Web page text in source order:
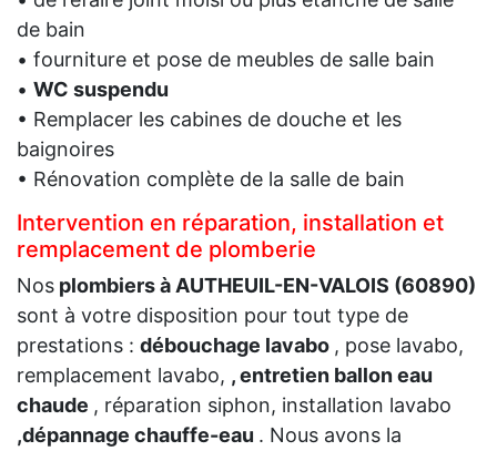
de bain
• fourniture et pose de meubles de salle bain
• WC suspendu
• Remplacer les cabines de douche et les
baignoires
• Rénovation complète de la salle de bain
Intervention en réparation, installation et
remplacement de plomberie
Nos plombiers à AUTHEUIL-EN-VALOIS (60890)
sont à votre disposition pour tout type de
prestations : débouchage lavabo , pose lavabo,
remplacement lavabo, , entretien ballon eau
chaude , réparation siphon, installation lavabo
,dépannage chauffe-eau . Nous avons la